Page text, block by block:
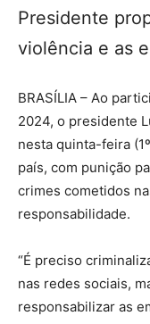
Presidente
violência e as
BRASÍLIA – Ao
2024, o presidente
nesta quinta-feira
país, com punição
crimes cometidos
responsabilidade.
“É preciso
nas redes sociais,
responsabilizar as